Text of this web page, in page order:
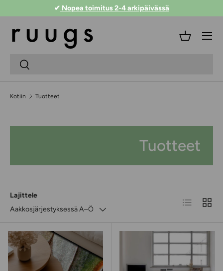
Siirry sisältöön
✔ Nopea toimitus 2-4 arkipäivässä
Hakukenttä
Lähetä
Kori
Valikko
Kotiin Tuotteet
Tuotteet
Lajittele
Aakkosjärjestyksessä A–Ö
Luettelo